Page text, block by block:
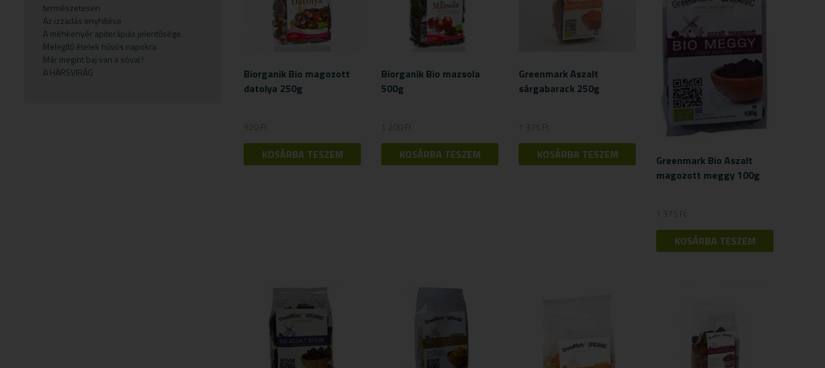
Biorganik Bio magozott
datolya 250g
920Ft
KOSÁRBA TESZEM
Biorganik Bio mazsola
500g
1 200Ft
KOSÁRBA TESZEM
Greenmark Aszalt
sárgabarack 250g
1 375 Ft
KOSÁRBA TESZEM
Greenmark Bio Aszalt
magozott meggy 100g
1 375 Ft
KOSÁRBA TESZEM
Gyermekvállalás
Gyümölcspüré
Mosószerek
Napozószerek
Fejfájás
Felfázás
Fogínyvédelem
Gyomor és nyálkahártya védők
Testápolók
Tusfürdő
Szirupok
Üdítők
természetesen
Az izzadás enyhítése
A méhkenyér apiterápiás jelentősége
Melegítő ételek hűvös napokra
Már megint baj van a sóval !
A HÁRSVIRÁG